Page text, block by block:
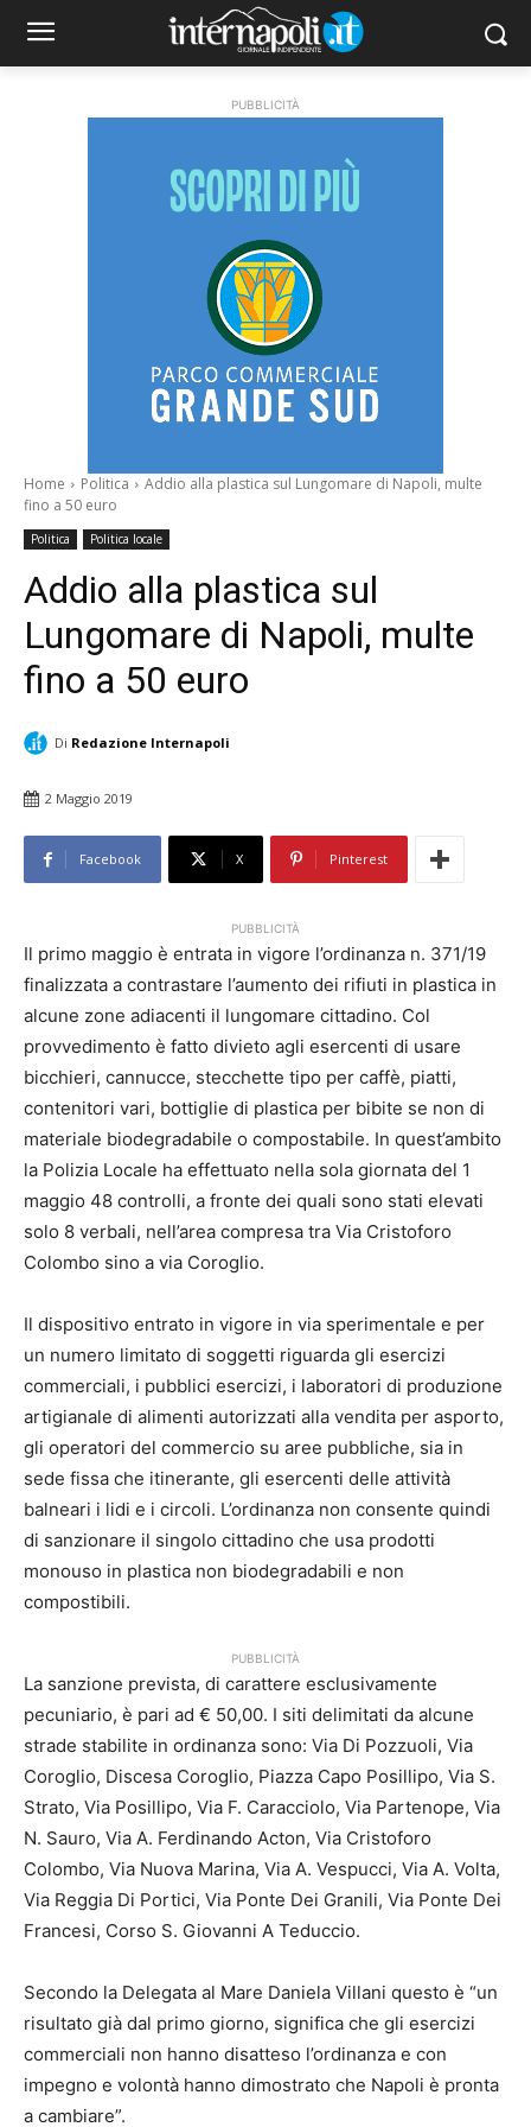
PUBBLICITÀ
Home Politica
Addio alla plastica sul Lungomare di Napoli, multe
fino a 50 euro
Politica Politica locale
Addio alla plastica sul
Lungomare di Napoli, multe
fino a 50 euro
Di Redazione Internapoli
2 Maggio 2019
Facebook X Pinterest
PUBBLICITÀ
Il primo maggio è entrata in vigore l’ordinanza n. 371/19
finalizzata a contrastare l’aumento dei rifiuti in plastica in
alcune zone adiacenti il lungomare cittadino. Col
provvedimento è fatto divieto agli esercenti di usare
bicchieri, cannucce, stecchette tipo per caffè, piatti,
contenitori vari, bottiglie di plastica per bibite se non di
materiale biodegradabile o compostabile. In quest’ambito
la Polizia Locale ha effettuato nella sola giornata del 1
maggio 48 controlli, a fronte dei quali sono stati elevati
solo 8 verbali, nell’area compresa tra Via Cristoforo
Colombo sino a via Coroglio.
Il dispositivo entrato in vigore in via sperimentale e per
un numero limitato di soggetti riguarda gli esercizi
commerciali, i pubblici esercizi, i laboratori di produzione
artigianale di alimenti autorizzati alla vendita per asporto,
gli operatori del commercio su aree pubbliche, sia in
sede fissa che itinerante, gli esercenti delle attività
balneari i lidi e i circoli. L’ordinanza non consente quindi
di sanzionare il singolo cittadino che usa prodotti
monouso in plastica non biodegradabili e non
compostibili.
PUBBLICITÀ
La sanzione prevista, di carattere esclusivamente
pecuniario, è pari ad € 50,00. I siti delimitati da alcune
strade stabilite in ordinanza sono: Via Di Pozzuoli, Via
Coroglio, Discesa Coroglio, Piazza Capo Posillipo, Via S.
Strato, Via Posillipo, Via F. Caracciolo, Via Partenope, Via
N. Sauro, Via A. Ferdinando Acton, Via Cristoforo
Colombo, Via Nuova Marina, Via A. Vespucci, Via A. Volta,
Via Reggia Di Portici, Via Ponte Dei Granili, Via Ponte Dei
Francesi, Corso S. Giovanni A Teduccio.
Secondo la Delegata al Mare Daniela Villani questo è “un
risultato già dal primo giorno, significa che gli esercizi
commerciali non hanno disatteso l’ordinanza e con
impegno e volontà hanno dimostrato che Napoli è pronta
a cambiare”.